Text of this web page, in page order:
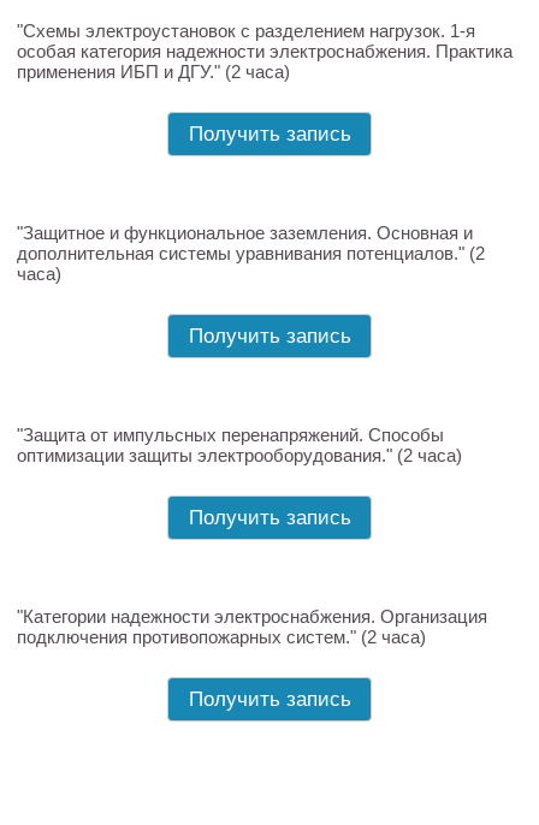
"Схемы электроустановок с разделением нагрузок. 1-я
особая категория надежности электроснабжения. Практика
применения ИБП и ДГУ." (2 часа)
Получить запись
"Защитное и функциональное заземления. Основная и
дополнительная системы уравнивания потенциалов." (2
часа)
Получить запись
"Защита от импульсных перенапряжений. Способы
оптимизации защиты электрооборудования." (2 часа)
Получить запись
"Категории надежности электроснабжения. Организация
подключения противопожарных систем." (2 часа)
Получить запись